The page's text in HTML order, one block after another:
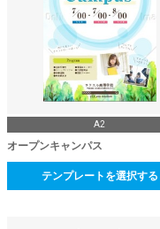
A2
オープンキャンパス
テンプレートを選択する